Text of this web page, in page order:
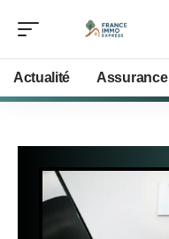
Actualité Assurance